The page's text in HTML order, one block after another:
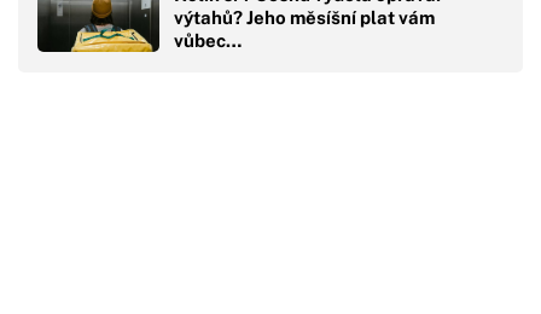
výtahů? Jeho měsíšní plat vám
vůbec…